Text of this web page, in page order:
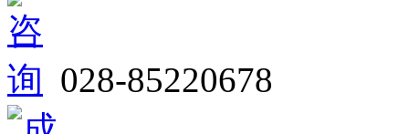
028-85220678